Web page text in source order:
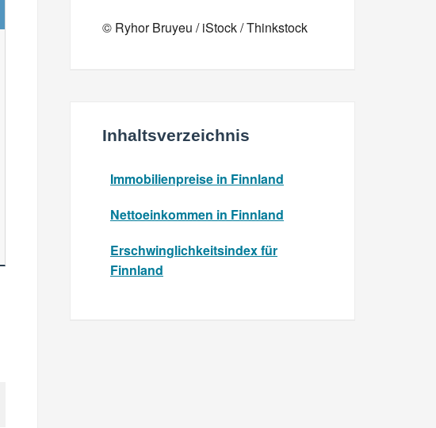
© Ryhor Bruyeu / iStock / Thinkstock
Inhaltsverzeichnis
Immobilienpreise in Finnland
Nettoeinkommen in Finnland
Erschwinglichkeitsindex für
Finnland